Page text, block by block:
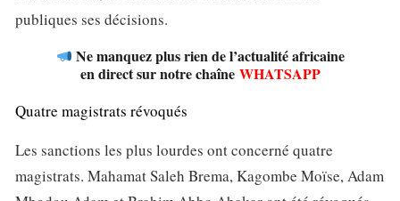
publiques ses décisions.
Ne manquez plus rien de l’actualité africaine
en direct sur notre chaîne WHATSAPP
Quatre magistrats révoqués
Les sanctions les plus lourdes ont concerné quatre
magistrats. Mahamat Saleh Brema, Kagombe Moïse, Adam